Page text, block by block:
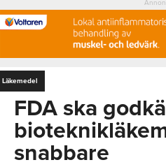
Läkemedel
FDA ska
snabbare